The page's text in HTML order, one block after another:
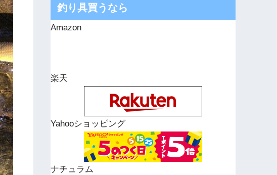
釣り具買うなら
Amazon
楽天
Yahooショッピング
ナチュラム